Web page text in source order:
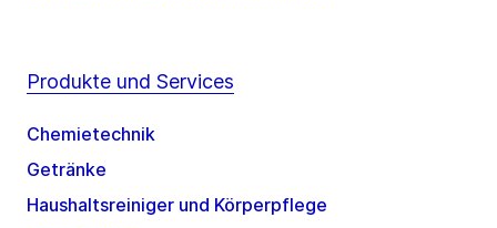
Produkte und Services
Chemietechnik
Getränke
Haushaltsreiniger und Körperpflege